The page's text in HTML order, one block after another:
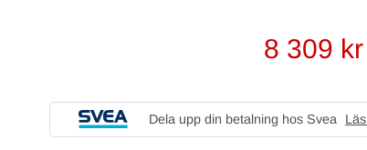
8 309 kr
Dela upp din betalning hos Svea